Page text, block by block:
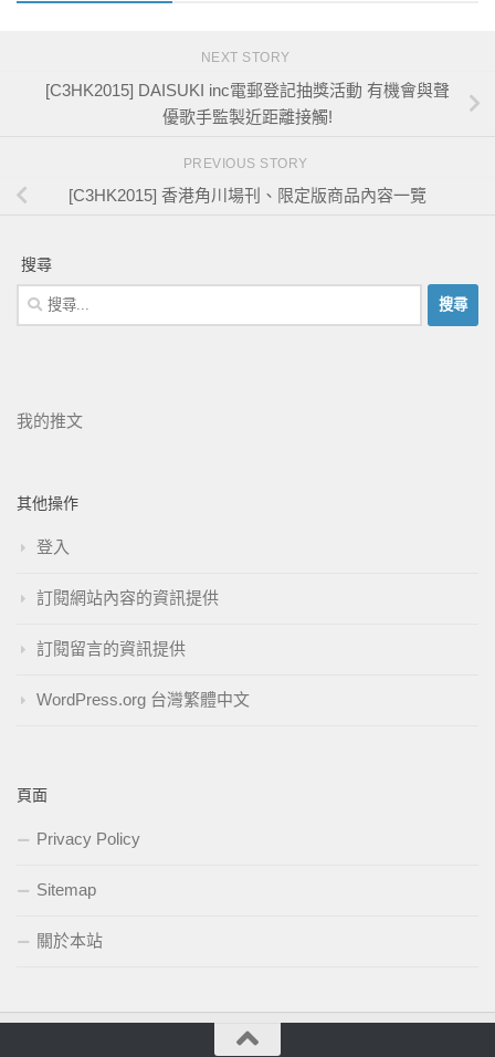
NEXT STORY
[C3HK2015] DAISUKI inc電郵登記抽獎活動 有機會與聲
優歌手監製近距離接觸!
PREVIOUS STORY
[C3HK2015] 香港角川場刊、限定版商品內容一覽
搜尋
我的推文
其他操作
登入
訂閱網站內容的資訊提供
訂閱留言的資訊提供
WordPress.org 台灣繁體中文
頁面
Privacy Policy
Sitemap
關於本站